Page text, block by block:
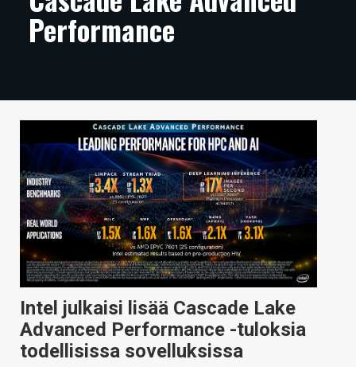
ARTIKKELIT
TIETOA
HINTA.FI
KAUPPA
VAIHDA TEEMA
HAKU
Performance
Intel julkaisi lisää Cascade Lake
Advanced Performance -tuloksia
todellisissa sovelluksissa